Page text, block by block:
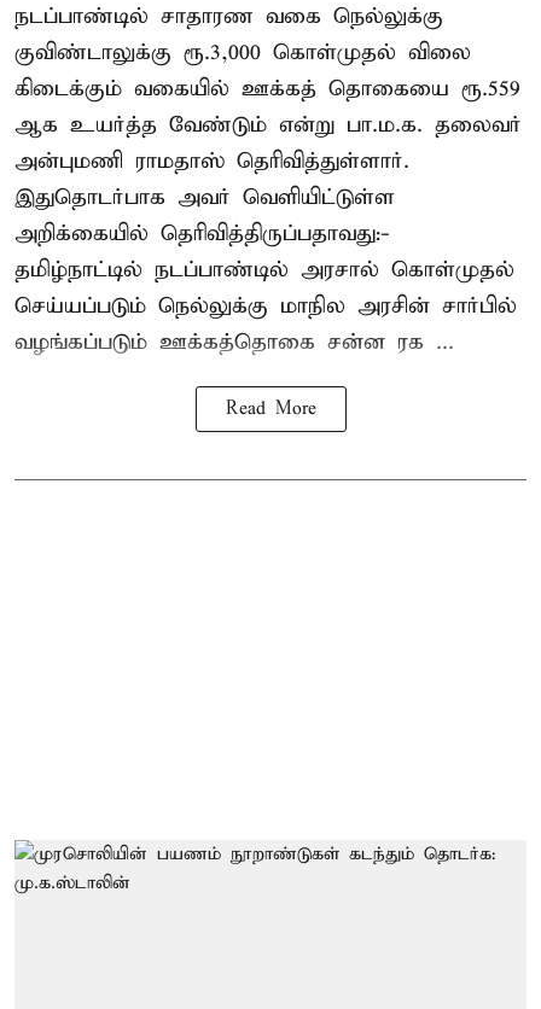
நடப்பாண்டில் சாதாரண வகை நெல்லுக்கு
குவிண்டாலுக்கு ரூ.3,000 கொள்முதல் விலை
கிடைக்கும் வகையில் ஊக்கத் தொகையை ரூ.559
ஆக உயர்த்த வேண்டும் என்று பா.ம.க. தலைவர்
அன்புமணி ராமதாஸ் தெரிவித்துள்ளார்.
இதுதொடர்பாக அவர் வெளியிட்டுள்ள
அறிக்கையில் தெரிவித்திருப்பதாவது:-
தமிழ்நாட்டில் நடப்பாண்டில் அரசால் கொள்முதல்
செய்யப்படும் நெல்லுக்கு மாநில அரசின் சார்பில்
வழங்கப்படும் ஊக்கத்தொகை சன்ன ரக ...
Read More